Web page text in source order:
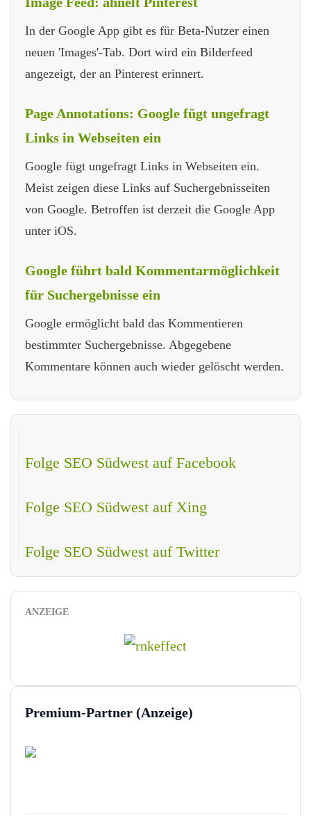
In der Google App gibt es für Beta-Nutzer einen
neuen 'Images'-Tab. Dort wird ein Bilderfeed
angezeigt, der an Pinterest erinnert.
Page Annotations: Google fügt ungefragt
Links in Webseiten ein
Google fügt ungefragt Links in Webseiten ein.
Meist zeigen diese Links auf Suchergebnisseiten
von Google. Betroffen ist derzeit die Google App
unter iOS.
Google führt bald Kommentarmöglichkeit
für Suchergebnisse ein
Google ermöglicht bald das Kommentieren
bestimmter Suchergebnisse. Abgegebene
Kommentare können auch wieder gelöscht werden.
Folge SEO Südwest auf Facebook
Folge SEO Südwest auf Xing
Folge SEO Südwest auf Twitter
ANZEIGE
Premium-Partner (Anzeige)